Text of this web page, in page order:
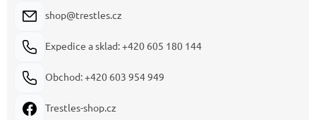
shop@trestles.cz
Expedice a sklad: +420 605 180 144
Obchod: +420 603 954 949
Trestles-shop.cz